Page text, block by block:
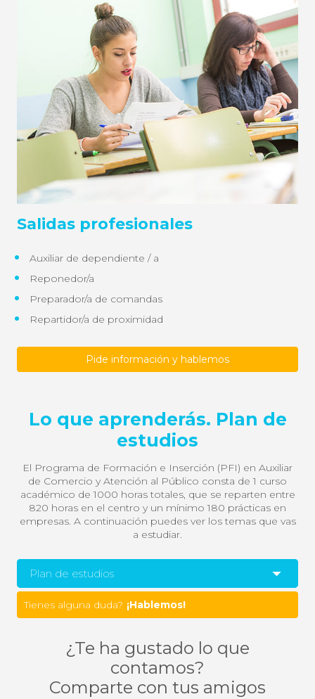
Salidas profesionales
Auxiliar de dependiente / a
Reponedor/a
Preparador/a de comandas
Repartidor/a de proximidad
Pide información y hablemos
Lo que aprenderás. Plan de
estudios
El Programa de Formación e Inserción (PFI) en Auxiliar
de Comercio y Atención al Público consta de 1 curso
académico de 1000 horas totales, que se reparten entre
820 horas en el centro y un mínimo 180 prácticas en
empresas. A continuación puedes ver los temas que vas
a estudiar.
Plan de estudios
Tienes alguna duda?
¿Te ha gustado lo que
contamos?
Comparte con tus amigos